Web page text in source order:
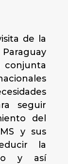
de la
conjunta
seguir
del
y sus
la
y así